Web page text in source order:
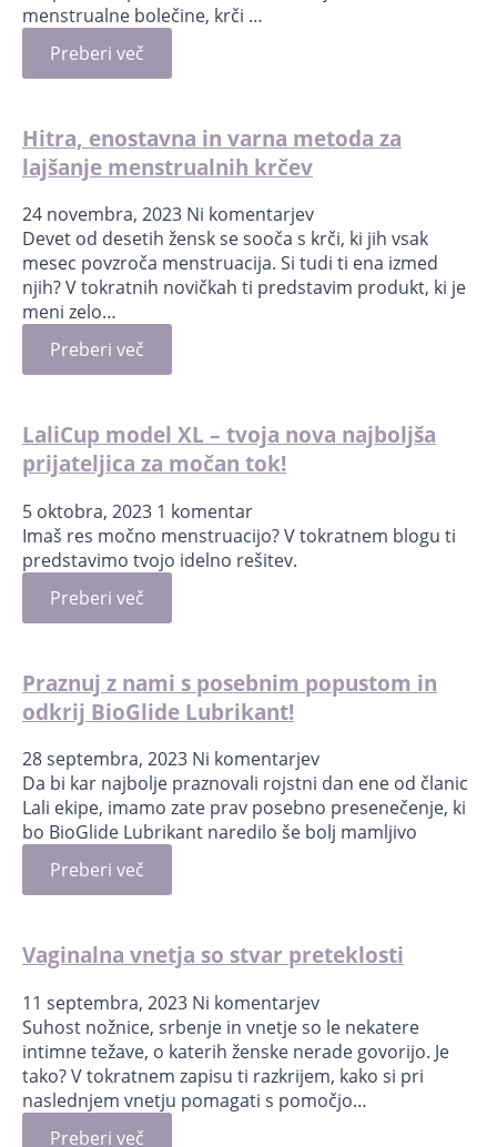
menstrualne bolečine, krči …
Preberi več
Hitra, enostavna in varna metoda za
lajšanje menstrualnih krčev
24 novembra, 2023 Ni komentarjev
Devet od desetih žensk se sooča s krči, ki jih vsak
mesec povzroča menstruacija. Si tudi ti ena izmed
njih? V tokratnih novičkah ti predstavim produkt, ki je
meni zelo…
Preberi več
LaliCup model XL – tvoja nova najboljša
prijateljica za močan tok!
5 oktobra, 2023 1 komentar
Imaš res močno menstruacijo? V tokratnem blogu ti
predstavimo tvojo idelno rešitev.
Preberi več
Praznuj z nami s posebnim popustom in
odkrij BioGlide Lubrikant!
28 septembra, 2023 Ni komentarjev
Da bi kar najbolje praznovali rojstni dan ene od članic
Lali ekipe, imamo zate prav posebno presenečenje, ki
bo BioGlide Lubrikant naredilo še bolj mamljivo
Preberi več
Vaginalna vnetja so stvar preteklosti
11 septembra, 2023 Ni komentarjev
Suhost nožnice, srbenje in vnetje so le nekatere
intimne težave, o katerih ženske nerade govorijo. Je
tako? V tokratnem zapisu ti razkrijem, kako si pri
naslednjem vnetju pomagati s pomočjo…
Preberi več